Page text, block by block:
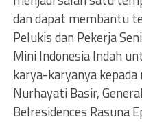
dan dapat membantu
Pelukis dan Pekerja
Mini Indonesia Indah
karya-karyanya
Nurhayati Basir,
Belresidences Rasuna